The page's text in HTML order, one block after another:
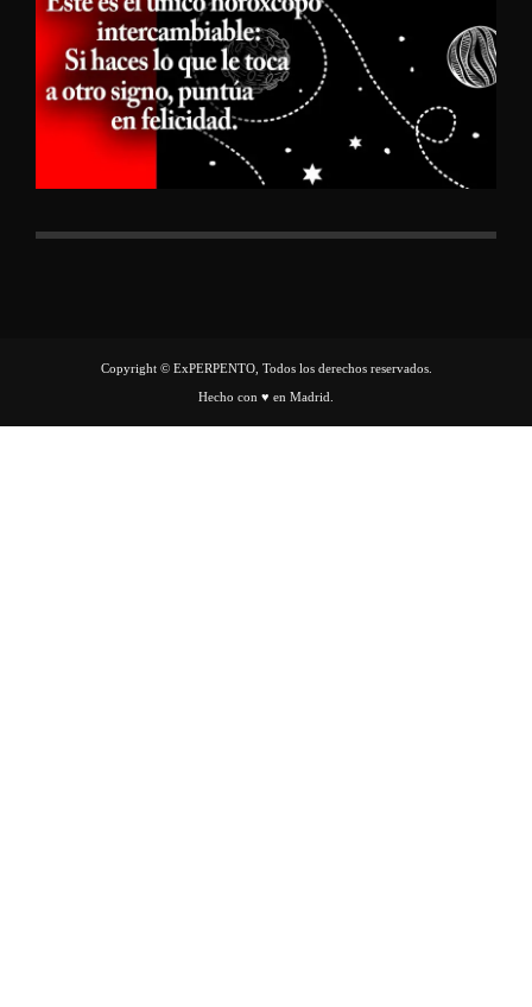
Copyright © ExPERPENTO, Todos los derechos reservados.
Hecho con ♥ en Madrid.